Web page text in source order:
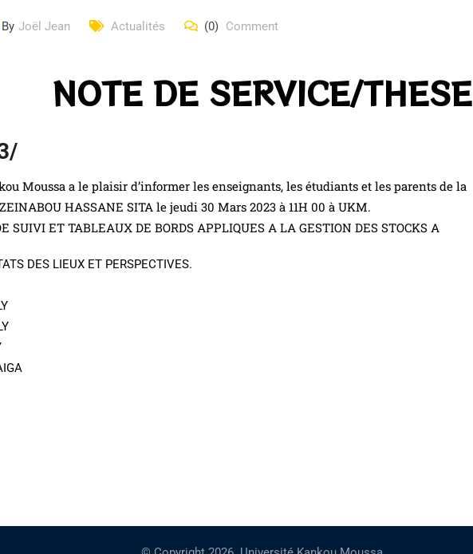
By Joël Jean Actualités (0) Comment
NOTE DE SERVICE/THESE
Moussa a le plaisir d’informer les enseignants, les étudiants et les parents de la
HASSANE SITA le jeudi 30 Mars 2023 à 11H 00 à UKM.
SUIVI ET TABLEAUX DE BORDS APPLIQUES A LA GESTION DES STOCKS A
DES LIEUX ET PERSPECTIVES.